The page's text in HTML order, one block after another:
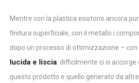
Mentre con la plastica esistono ancora
finitura superficiale, con il metallo i
dopo un processo di ottimizzazione – con
lucida e liscia: difficilmente ci si
questo prodotto e quello generato da